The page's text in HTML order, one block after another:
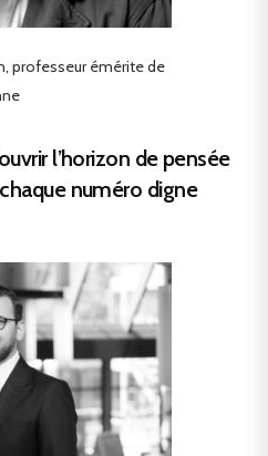
professeur émérite de
l’horizon de pensée
numéro digne